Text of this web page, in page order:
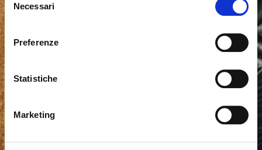
delNecessari
Preferenze
Statistiche
Marketing
Möchten Sie zur Website in Vereinigte Staaten